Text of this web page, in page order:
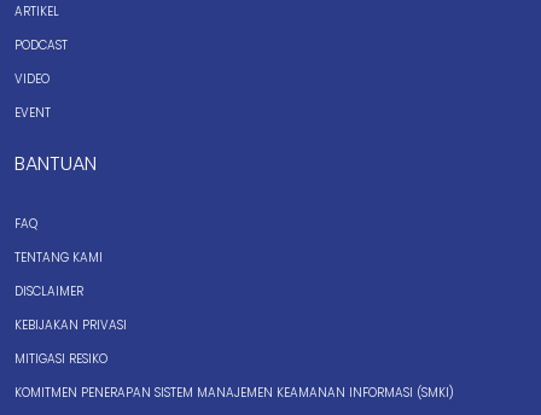
ARTIKEL
PODCAST
VIDEO
EVENT
BANTUAN
FAQ
TENTANG KAMI
DISCLAIMER
KEBIJAKAN PRIVASI
MITIGASI RESIKO
KOMITMEN PENERAPAN SISTEM MANAJEMEN KEAMANAN INFORMASI (SMKI)